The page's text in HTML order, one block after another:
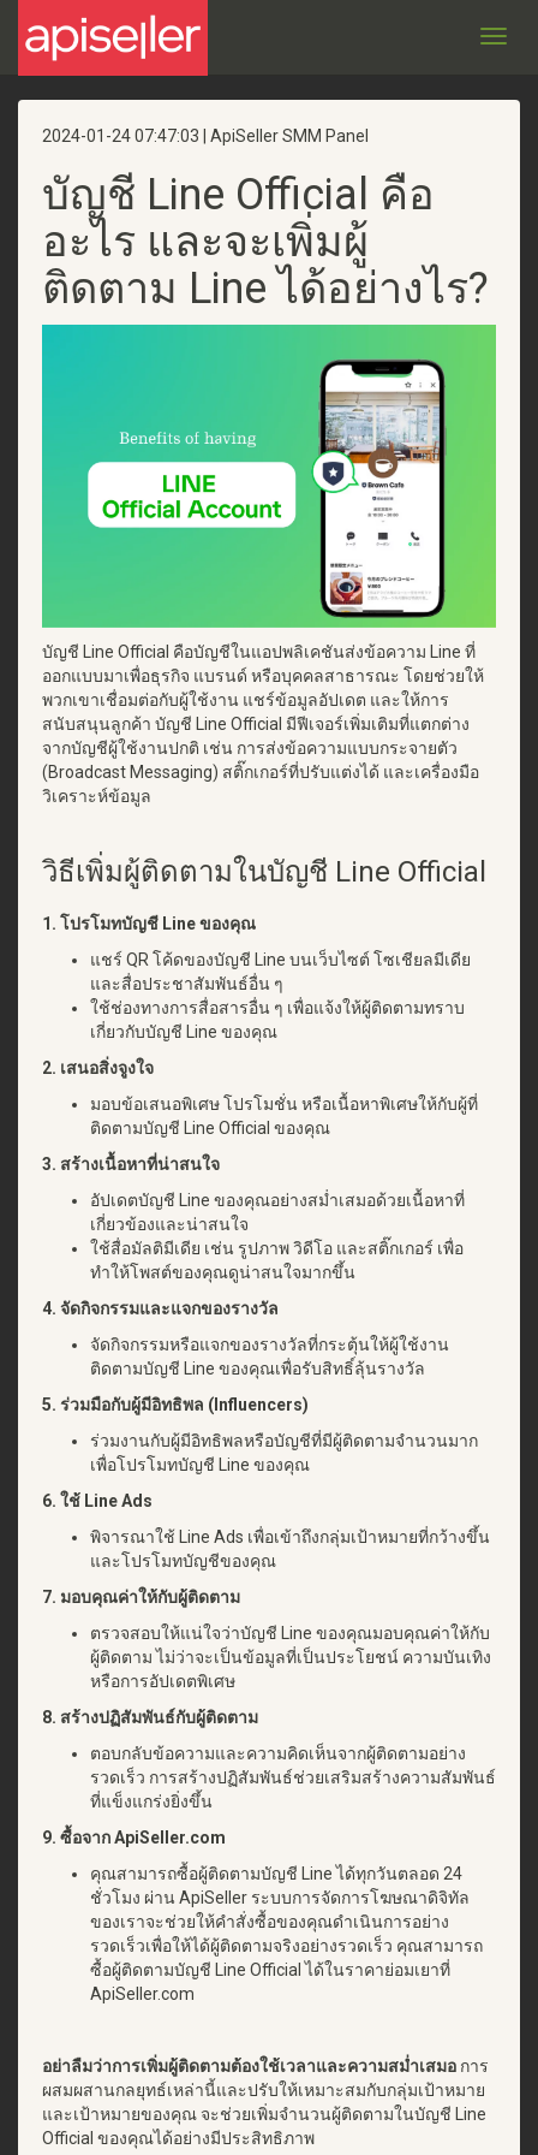
2024-01-24 07:47:03 | ApiSeller SMM Panel
บัญชี Line Official คือ
อะไร และจะเพิ่มผู้
ติดตาม Line ได้อย่างไร?
บัญชี Line Official คือบัญชีในแอปพลิเคชันส่งข้อความ Line ที่
ออกแบบมาเพื่อธุรกิจ แบรนด์ หรือบุคคลสาธารณะ โดยช่วยให้
พวกเขาเชื่อมต่อกับผู้ใช้งาน แชร์ข้อมูลอัปเดต และให้การ
สนับสนุนลูกค้า บัญชี Line Official มีฟีเจอร์เพิ่มเติมที่แตกต่าง
จากบัญชีผู้ใช้งานปกติ เช่น การส่งข้อความแบบกระจายตัว
(Broadcast Messaging) สติ๊กเกอร์ที่ปรับแต่งได้ และเครื่องมือ
วิเคราะห์ข้อมูล
วิธีเพิ่มผู้ติดตามในบัญชี Line Official
1. โปรโมทบัญชี Line ของคุณ
แชร์ QR โค้ดของบัญชี Line บนเว็บไซต์ โซเชียลมีเดีย
และสื่อประชาสัมพันธ์อื่น ๆ
ใช้ช่องทางการสื่อสารอื่น ๆ เพื่อแจ้งให้ผู้ติดตามทราบ
เกี่ยวกับบัญชี Line ของคุณ
2. เสนอสิ่งจูงใจ
มอบข้อเสนอพิเศษ โปรโมชั่น หรือเนื้อหาพิเศษให้กับผู้ที่
ติดตามบัญชี Line Official ของคุณ
3. สร้างเนื้อหาที่น่าสนใจ
อัปเดตบัญชี Line ของคุณอย่างสม่ำเสมอด้วยเนื้อหาที่
เกี่ยวข้องและน่าสนใจ
ใช้สื่อมัลติมีเดีย เช่น รูปภาพ วิดีโอ และสติ๊กเกอร์ เพื่อ
ทำให้โพสต์ของคุณดูน่าสนใจมากขึ้น
4. จัดกิจกรรมและแจกของรางวัล
จัดกิจกรรมหรือแจกของรางวัลที่กระตุ้นให้ผู้ใช้งาน
ติดตามบัญชี Line ของคุณเพื่อรับสิทธิ์ลุ้นรางวัล
5. ร่วมมือกับผู้มีอิทธิพล (Influencers)
ร่วมงานกับผู้มีอิทธิพลหรือบัญชีที่มีผู้ติดตามจำนวนมาก
เพื่อโปรโมทบัญชี Line ของคุณ
6. ใช้ Line Ads
พิจารณาใช้ Line Ads เพื่อเข้าถึงกลุ่มเป้าหมายที่กว้างขึ้น
และโปรโมทบัญชีของคุณ
7. มอบคุณค่าให้กับผู้ติดตาม
ตรวจสอบให้แน่ใจว่าบัญชี Line ของคุณมอบคุณค่าให้กับ
ผู้ติดตาม ไม่ว่าจะเป็นข้อมูลที่เป็นประโยชน์ ความบันเทิง
หรือการอัปเดตพิเศษ
8. สร้างปฏิสัมพันธ์กับผู้ติดตาม
ตอบกลับข้อความและความคิดเห็นจากผู้ติดตามอย่าง
รวดเร็ว การสร้างปฏิสัมพันธ์ช่วยเสริมสร้างความสัมพันธ์
ที่แข็งแกร่งยิ่งขึ้น
9. ซื้อจาก ApiSeller.com
คุณสามารถซื้อผู้ติดตามบัญชี Line ได้ทุกวันตลอด 24
ชั่วโมง ผ่าน ApiSeller ระบบการจัดการโฆษณาดิจิทัล
ของเราจะช่วยให้คำสั่งซื้อของคุณดำเนินการอย่าง
รวดเร็วเพื่อให้ได้ผู้ติดตามจริงอย่างรวดเร็ว คุณสามารถ
ซื้อผู้ติดตามบัญชี Line Official ได้ในราคาย่อมเยาที่
ApiSeller.com
อย่าลืมว่าการเพิ่มผู้ติดตามต้องใช้เวลาและความสม่ำเสมอ การ
ผสมผสานกลยุทธ์เหล่านี้และปรับให้เหมาะสมกับกลุ่มเป้าหมาย
และเป้าหมายของคุณ จะช่วยเพิ่มจำนวนผู้ติดตามในบัญชี Line
Official ของคุณได้อย่างมีประสิทธิภาพ